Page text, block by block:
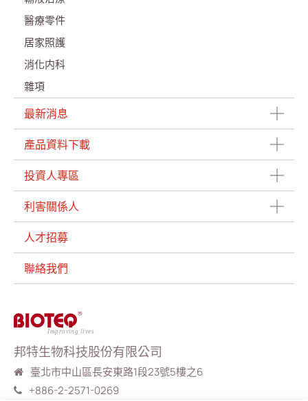
邦特生物科技股份有限公司
臺北市中山區長安東路1段23號5樓之6
+886-2-2571-0269
醫療零件
居家照護
消化内科
雜項
最新消息
產品資料下載
投資人專區
利害關係人
人才招募
聯絡我們